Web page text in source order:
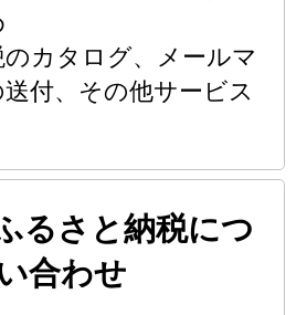
のカタログ、メールマ
付、その他サービス
るさと納税につ
合わせ